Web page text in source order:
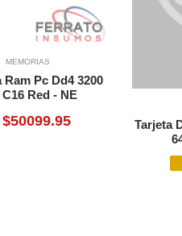
MEMORIAS
Ram Pc Dd4 3200
Red - NE
$50099.95
Tarjeta